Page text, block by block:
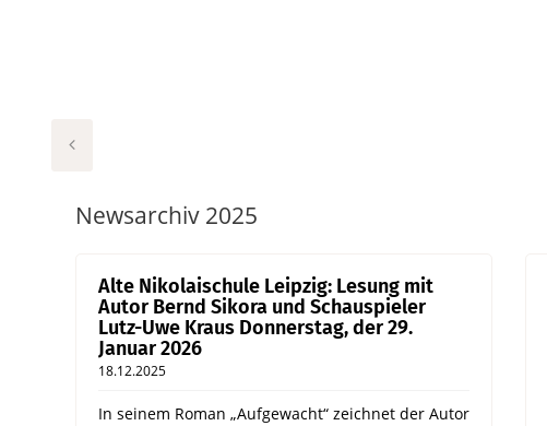
Newsarchiv 2025
Alte Nikolaischule Leipzig: Lesung mit
Autor Bernd Sikora und Schauspieler
Lutz-Uwe Kraus Donnerstag, der 29.
Januar 2026
18.12.2025
In seinem Roman „Aufgewacht“ zeichnet der Autor